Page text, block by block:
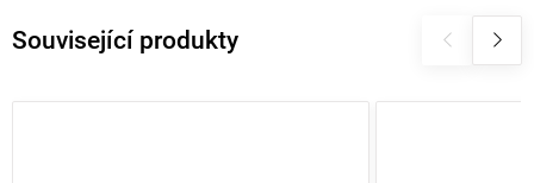
Související produkty